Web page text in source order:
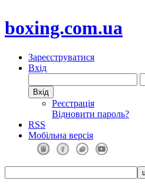
boxing.com.ua
Зареєструватися
Вхід
Реєстрація
Відновити пароль?
RSS
Мобільна версія